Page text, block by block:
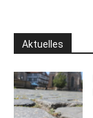
Aktuelles